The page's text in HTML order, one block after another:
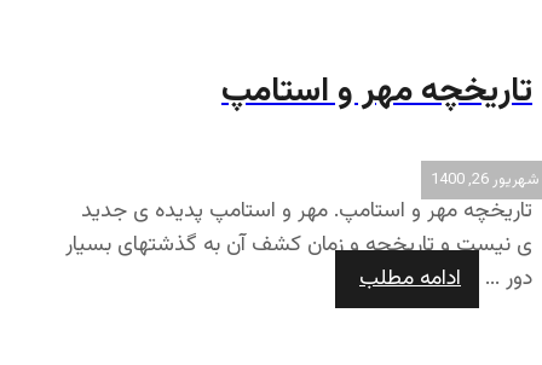
تاریخچه مهر و استامپ
شهریور 26, 1400
تاریخچه مهر و استامپ. مهر و استامپ پدیده ی جدید
ی نیست و تاریخچه و زمان کشف آن به گذشتهای بسیار
دور ...
ادامه مطلب